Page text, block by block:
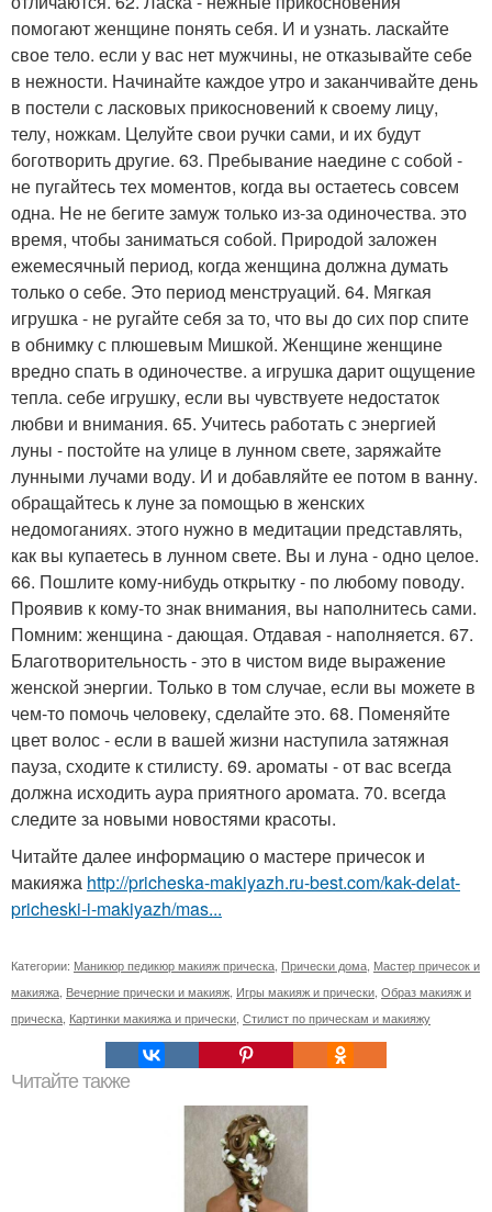
помогают женщине понять себя. И и узнать. ласкайте
свое тело. если у вас нет мужчины, не отказывайте себе
в нежности. Начинайте каждое утро и заканчивайте день
в постели с ласковых прикосновений к своему лицу,
телу, ножкам. Целуйте свои ручки сами, и их будут
боготворить другие. 63. Пребывание наедине с собой -
не пугайтесь тех моментов, когда вы остаетесь совсем
одна. Не не бегите замуж только из-за одиночества. это
время, чтобы заниматься собой. Природой заложен
ежемесячный период, когда женщина должна думать
только о себе. Это период менструаций. 64. Мягкая
игрушка - не ругайте себя за то, что вы до сих пор спите
в обнимку с плюшевым Мишкой. Женщине женщине
вредно спать в одиночестве. а игрушка дарит ощущение
тепла. себе игрушку, если вы чувствуете недостаток
любви и внимания. 65. Учитесь работать с энергией
луны - постойте на улице в лунном свете, заряжайте
лунными лучами воду. И и добавляйте ее потом в ванну.
обращайтесь к луне за помощью в женских
недомоганиях. этого нужно в медитации представлять,
как вы купаетесь в лунном свете. Вы и луна - одно целое.
66. Пошлите кому-нибудь открытку - по любому поводу.
Проявив к кому-то знак внимания, вы наполнитесь сами.
Помним: женщина - дающая. Отдавая - наполняется. 67.
Благотворительность - это в чистом виде выражение
женской энергии. Только в том случае, если вы можете в
чем-то помочь человеку, сделайте это. 68. Поменяйте
цвет волос - если в вашей жизни наступила затяжная
пауза, сходите к стилисту. 69. ароматы - от вас всегда
должна исходить аура приятного аромата. 70. всегда
следите за новыми новостями красоты.
Читайте далее информацию о мастере причесок и
макияжа http://pricheska-makiyazh.ru-best.com/kak-delat-
pricheski-i-makiyazh/mas...
Категории: Маникюр педикюр макияж прическа Прически дома Мастер причесок и
макияжа Вечерние прически и макияж Игры макияж и прически Образ макияж и
прическа Картинки макияжа и прически Стилист по прическам и макияжу
Читайте также